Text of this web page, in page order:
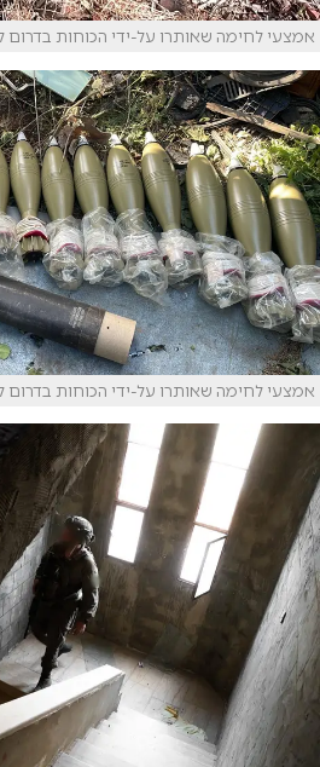
אמצעי לחימה שאותרו על-ידי הכוחות בדרום
אמצעי לחימה שאותרו על-ידי הכוחות בדרום